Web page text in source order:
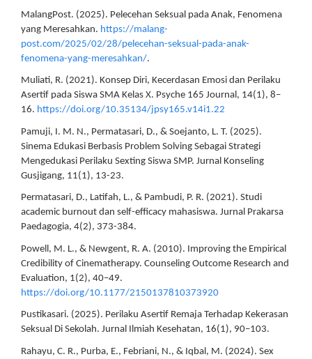
MalangPost. (2025). Pelecehan Seksual pada Anak, Fenomena
yang Meresahkan. https://malang-
post.com/2025/02/28/pelecehan-seksual-pada-anak-
fenomena-yang-meresahkan/.
Muliati, R. (2021). Konsep Diri, Kecerdasan Emosi dan Perilaku
Asertif pada Siswa SMA Kelas X. Psyche 165 Journal, 14(1), 8–
16. https://doi.org/10.35134/jpsy165.v14i1.22
Pamuji, I. M. N., Permatasari, D., & Soejanto, L. T. (2025).
Sinema Edukasi Berbasis Problem Solving Sebagai Strategi
Mengedukasi Perilaku Sexting Siswa SMP. Jurnal Konseling
Gusjigang, 11(1), 13-23.
Permatasari, D., Latifah, L., & Pambudi, P. R. (2021). Studi
academic burnout dan self-efficacy mahasiswa. Jurnal Prakarsa
Paedagogia, 4(2), 373-384.
Powell, M. L., & Newgent, R. A. (2010). Improving the Empirical
Credibility of Cinematherapy. Counseling Outcome Research and
Evaluation, 1(2), 40–49.
https://doi.org/10.1177/2150137810373920
Pustikasari. (2025). Perilaku Asertif Remaja Terhadap Kekerasan
Seksual Di Sekolah. Jurnal Ilmiah Kesehatan, 16(1), 90–103.
Rahayu, C. R., Purba, E., Febriani, N., & Iqbal, M. (2024). Sex